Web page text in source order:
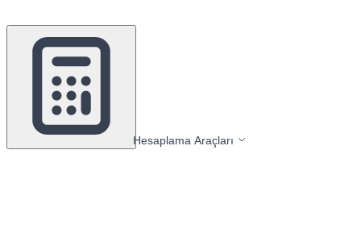
Hesaplama Araçları